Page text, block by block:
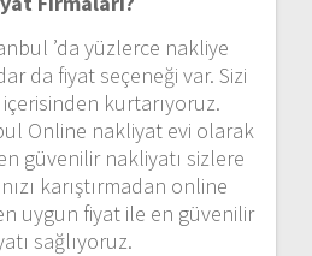
’da yüzlerce nakliye
da fiyat seçeneği var. Sizi
kurtarıyoruz.
Online nakliyat evi olarak
güvenilir nakliyatı sizlere
karıştırmadan online
uygun fiyat ile en güvenilir
sağlıyoruz.